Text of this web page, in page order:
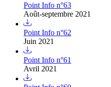
Point Info n°63
Août-septembre 2021
Point Info n°62
Juin 2021
Point Info n°61
Avril 2021